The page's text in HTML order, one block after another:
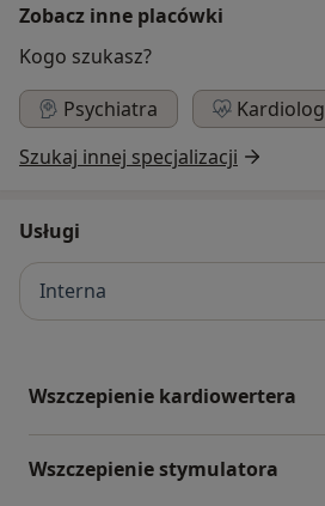
Zobacz inne placówki
Kogo szukasz?
Psychiatra
Kardiolog
Szukaj innej specjalizacji
Usługi
Interna
Wszczepienie kardiowertera
Wszczepienie stymulatora